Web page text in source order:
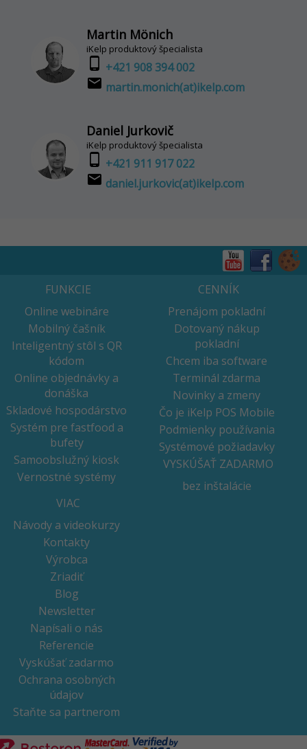
Martin Mönich
iKelp produktový špecialista
phone_android +421 908 394 002
email martin.monich(at)ikelp.com
Daniel Jurkovič
iKelp produktový špecialista
phone_android +421 911 917 022
email daniel.jurkovic(at)ikelp.com
FUNKCIE
Online webináre
Mobilný čašník
Inteligentný stôl s QR
kódom
Online objednávky a
donáška
Skladové hospodárstvo
Systém pre fastfood a
bufety
Samoobslužný kiosk
Vernostné systémy
CENNÍK
Prenájom pokladní
Dotovaný nákup
pokladní
Chcem iba software
Terminál zdarma
Novinky a zmeny
Čo je iKelp POS Mobile
Podmienky používania
Systémové požiadavky
VYSKÚŠAŤ ZADARMO
bez inštalácie
VIAC
Návody a videokurzy
Kontakty
Výrobca
Zriadiť
Blog
Newsletter
Napísali o nás
Referencie
Vyskúšať zadarmo
Ochrana osobných
údajov
Staňte sa partnerom